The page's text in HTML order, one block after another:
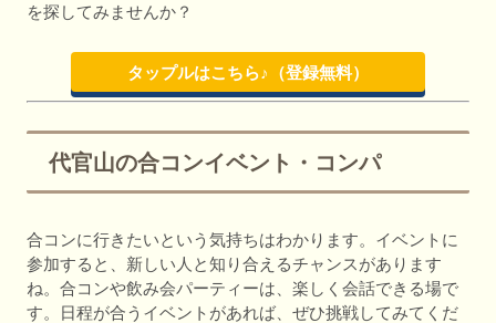
を探してみませんか？
タップルはこちら♪（登録無料）
代官山の合コンイベント・コンパ
合コンに行きたいという気持ちはわかります。イベントに
参加すると、新しい人と知り合えるチャンスがあります
ね。合コンや飲み会パーティーは、楽しく会話できる場で
す。日程が合うイベントがあれば、ぜひ挑戦してみてくだ